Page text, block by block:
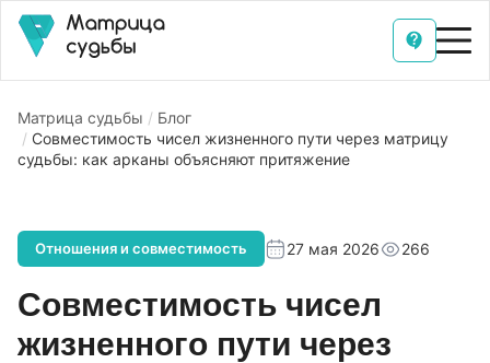
Матрица судьбы
Блог
Совместимость чисел жизненного пути через матрицу
судьбы: как арканы объясняют притяжение
Отношения и совместимость 27 мая 2026 266
Совместимость чисел
жизненного пути через